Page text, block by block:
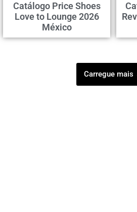
Catálogo Price Shoes
Love to Lounge 2026
México
Carregue mais